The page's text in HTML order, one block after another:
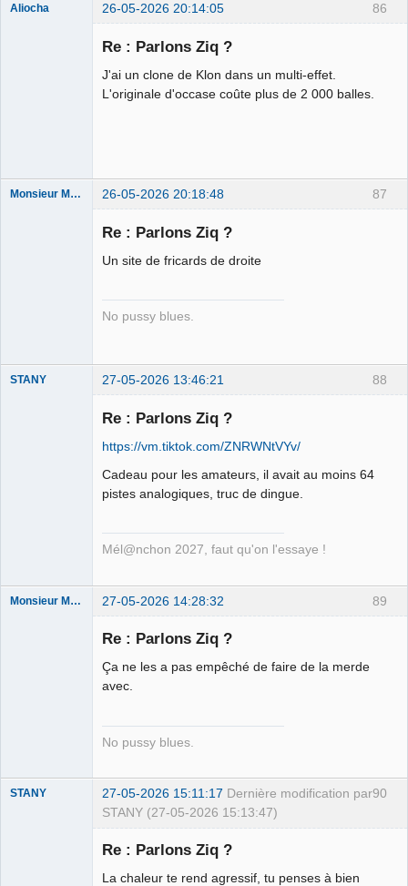
86
Aliocha 26-05-2026 20:14:05
Re : Parlons Ziq ?
J'ai un clone de Klon dans un multi-effet.
L'originale d'occase coûte plus de 2 000 balles.
87
Monsieur Maurice 26-05-2026 20:18:48
Re : Parlons Ziq ?
Un site de fricards de droite
No pussy blues.
88
STANY 27-05-2026 13:46:21
Re : Parlons Ziq ?
https://vm.tiktok.com/ZNRWNtVYv/
Cadeau pour les amateurs, il avait au moins 64
pistes analogiques, truc de dingue.
Mél@nchon 2027, faut qu'on l'essaye !
89
Monsieur Maurice 27-05-2026 14:28:32
Re : Parlons Ziq ?
Ça ne les a pas empêché de faire de la merde
avec.
No pussy blues.
90
STANY 27-05-2026 15:11:17 Dernière modification par
STANY (27-05-2026 15:13:47)
Re : Parlons Ziq ?
La chaleur te rend agressif, tu penses à bien